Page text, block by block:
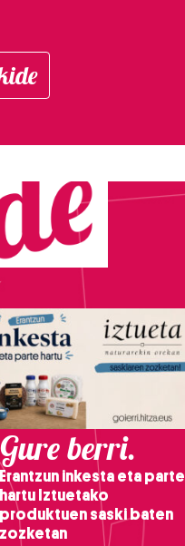
Gure berri.
Erantzun inkesta eta parte
hartu Iztuetako
produktuen saski baten
zozketan